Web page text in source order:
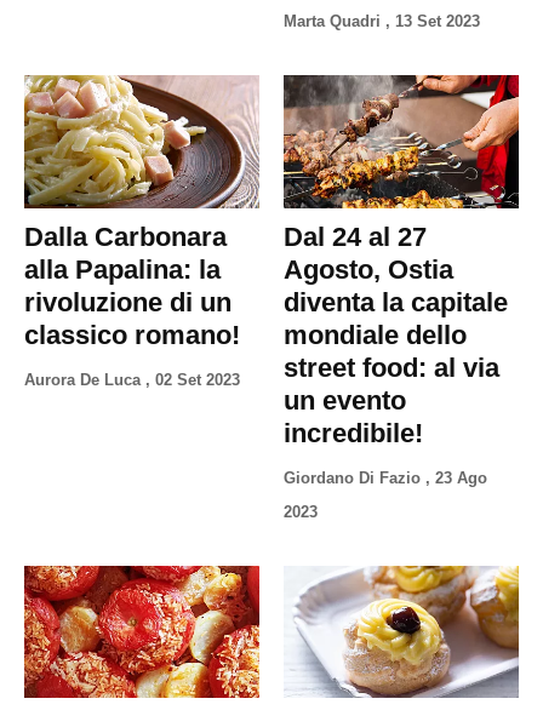
Marta Quadri , 13 Set 2023
Dalla Carbonara
alla Papalina: la
rivoluzione di un
classico romano!
Aurora De Luca , 02 Set 2023
Dal 24 al 27
Agosto, Ostia
diventa la capitale
mondiale dello
street food: al via
un evento
incredibile!
Giordano Di Fazio , 23 Ago
2023